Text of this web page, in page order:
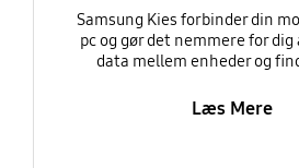
Samsung Kies forbinder din
pc og gør det nemmere for
data mellem enheder og
Læs Mere